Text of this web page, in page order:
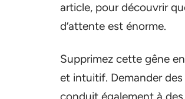
article, pour découvrir
d’attente est énorme.
Supprimez cette gêne
et intuitif. Demander